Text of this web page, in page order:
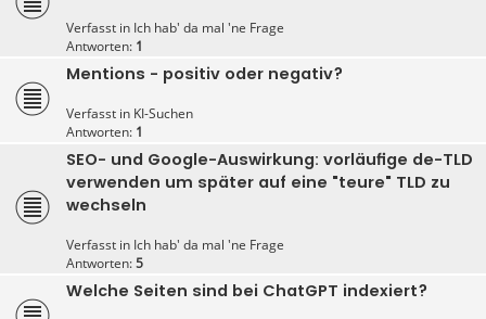
Verfasst in Ich hab' da mal 'ne Frage
Antworten: 1
Mentions - positiv oder negativ?
Verfasst in KI-Suchen
Antworten: 1
SEO- und Google-Auswirkung: vorläufige de-TLD
verwenden um später auf eine "teure" TLD zu
wechseln
Verfasst in Ich hab' da mal 'ne Frage
Antworten:5
Welche Seiten sind bei ChatGPT indexiert?